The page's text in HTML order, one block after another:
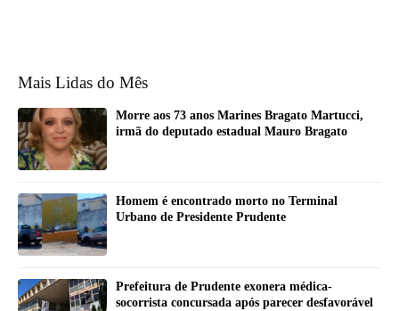
Mais Lidas do Mês
Morre aos 73 anos Marines Bragato Martucci,
irmã do deputado estadual Mauro Bragato
Homem é encontrado morto no Terminal
Urbano de Presidente Prudente
Prefeitura de Prudente exonera médica-
socorrista concursada após parecer desfavorável